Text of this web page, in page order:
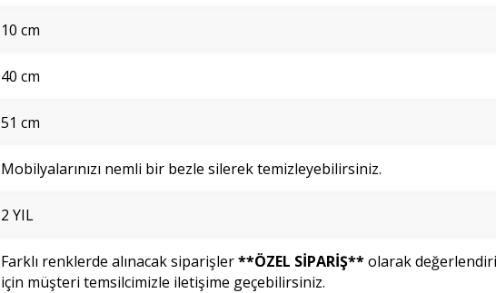
10 cm
40 cm
51 cm
Mobilyalarınızı nemli bir bezle silerek temizleyebilirsiniz.
2 YIL
Farklı renklerde alınacak siparişler**ÖZEL SİPARİŞ**olarak
için müşteri temsilcimizle iletişime geçebilirsiniz.